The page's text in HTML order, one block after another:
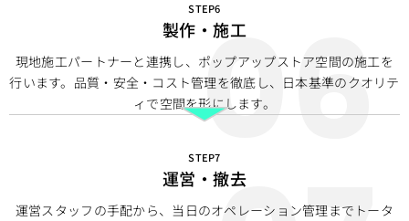
STEP6
製作・施工
現地施工パートナーと連携し、ポップアップストア空間の施工を
行います。品質・安全・コスト管理を徹底し、日本基準のクオリテ
ィで空間を形にします。
STEP7
運営・撤去
運営スタッフの手配から、当日のオペレーション管理までトータ